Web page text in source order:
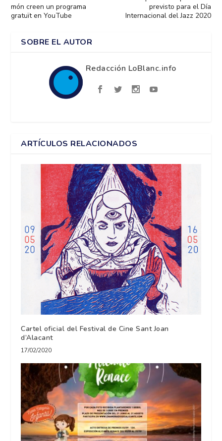
món creen un programa
gratuït en YouTube
previsto para el Día
Internacional del Jazz 2020
SOBRE EL AUTOR
Redacción LoBlanc.info
ARTÍCULOS RELACIONADOS
Cartel oficial del Festival de Cine Sant Joan
d’Alacant
17/02/2020